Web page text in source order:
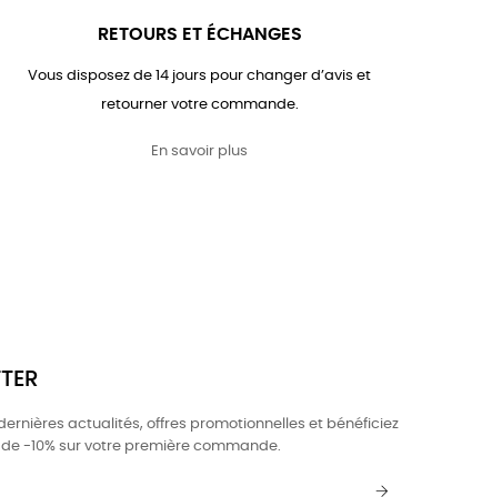
RETOURS ET ÉCHANGES
Vous disposez de 14 jours pour changer d’avis et
retourner votre commande.
En savoir plus
actualités, offres promotionnelles et bénéficiez
de -10% sur votre première commande.